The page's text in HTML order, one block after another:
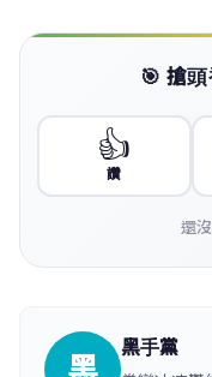
🎯 搶
👍
讚
還
黑手黨